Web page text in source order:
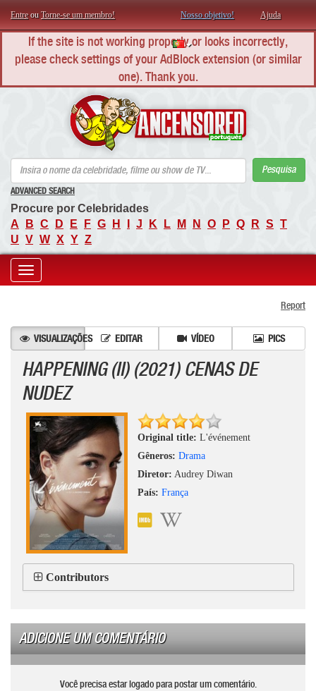
Entreou Torne-se um membro! Nosso objetivo! Ajuda
If the site is not working properly or looks incorrectly,
please check settings of your AdBlock extension (or similar
one). Thank you.
Pesquisa
ADVANCED SEARCH
Procure por Celebridades
A
B C D E F G H J K L M N O P Q R S T
U V W X Y Z
Toggle
Report
VISUALIZAÇÕES EDITAR VÍDEO PICS
HAPPENING (II) (2021) CENAS DE
NUDEZ
Original title: L'événement
Gêneros: Drama
Diretor: Audrey Diwan
País: França
Contributors
ADICIONE UM COMENTÁRIO
Você precisa estar logado para postar um comentário.